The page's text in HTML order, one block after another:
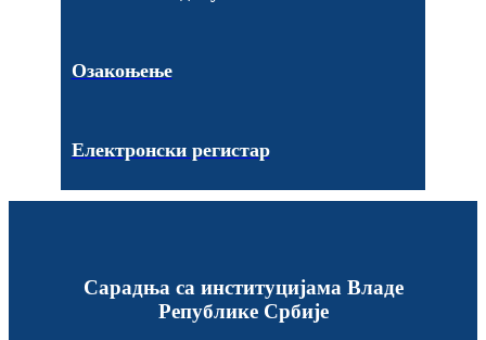
Озакоњење
Електронски регистар
Сарадња са институцијама Владе
Републике Србије